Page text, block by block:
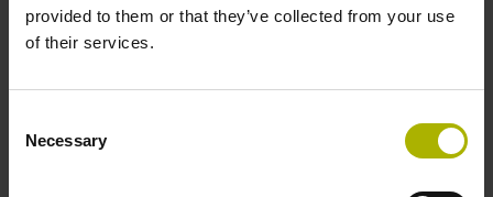
provided to them or that they’ve collected from your use
of their services.
Selection
Necessary